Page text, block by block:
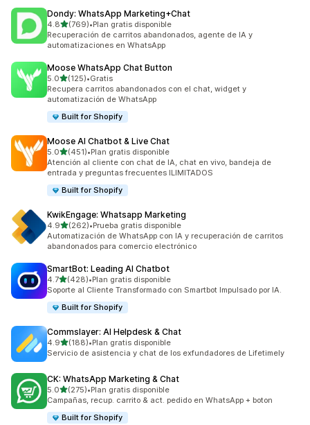
Dondy: WhatsApp Marketing+Chat
4.8de 5 estrellas
(769)
769 reseñas en total
•Plan gratis disponible
Recuperación de carritos abandonados, agente de IA y
automatizaciones en WhatsApp
Moose WhatsApp Chat Button
5.0de 5 estrellas
(125)
125 reseñas en total
•Gratis
Recupera carritos abandonados con el chat, widget y
automatización de WhatsApp
Built for Shopify
Moose AI Chatbot & Live Chat
5.0de 5 estrellas
(451)
451 reseñas en total
•Plan gratis disponible
Atención al cliente con chat de IA, chat en vivo, bandeja de
entrada y preguntas frecuentes ILIMITADOS
Built for Shopify
KwikEngage: Whatsapp Marketing
4.9de 5 estrellas
(262)
262 reseñas en total
•Prueba gratis disponible
Automatización de WhatsApp con IA y recuperación de carritos
abandonados para comercio electrónico
SmartBot: Leading AI Chatbot
4.7de 5 estrellas
(428)
428 reseñas en total
•Plan gratis disponible
Soporte al Cliente Transformado con Smartbot Impulsado por IA.
Built for Shopify
Commslayer: AI Helpdesk & Chat
4.9de 5 estrellas
(188)
188 reseñas en total
•Plan gratis disponible
Servicio de asistencia y chat de los exfundadores de Lifetimely
CK: WhatsApp Marketing & Chat
5.0de 5 estrellas
(275)
275 reseñas en total
•Plan gratis disponible
Campañas, recup. carrito & act. pedido en WhatsApp + boton
Built for Shopify